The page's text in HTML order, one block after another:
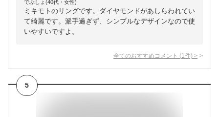
でぶしょ(40代・女性)
ミキモトのリングです。ダイヤモンドがあしらわれてい
て綺麗です。派手過ぎず、シンプルなデザインなので使
いやすいですよ。
全てのおすすめコメント (1 件) >
5